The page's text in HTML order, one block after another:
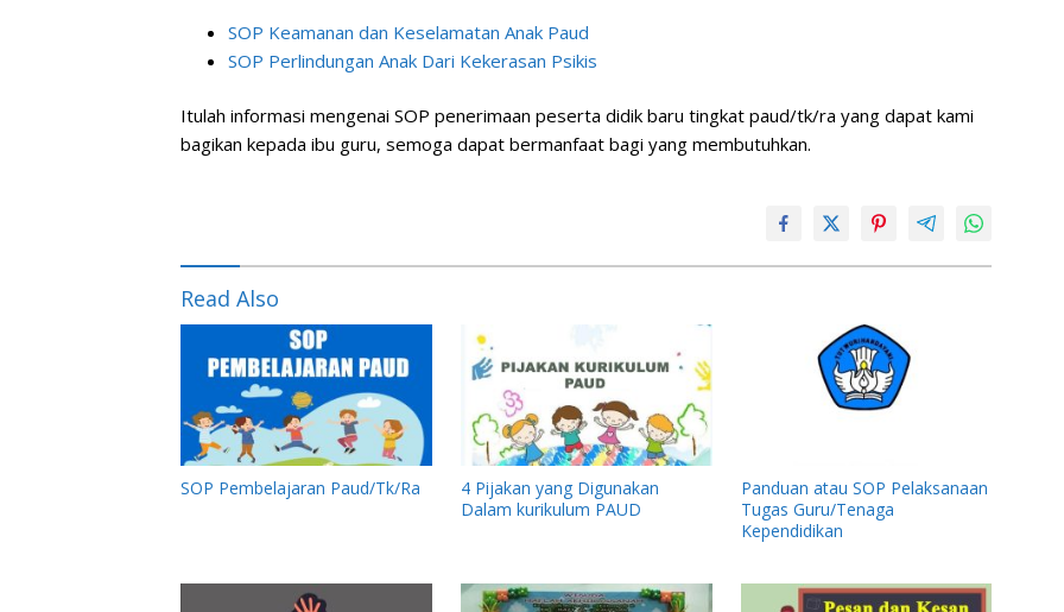
SOP Keamanan dan Keselamatan Anak Paud
SOP Perlindungan Anak Dari Kekerasan Psikis
Itulah informasi mengenai SOP penerimaan peserta didik baru tingkat paud/tk/ra yang dapat kami
bagikan kepada ibu guru, semoga dapat bermanfaat bagi yang membutuhkan.
Read Also
SOP Pembelajaran Paud/Tk/Ra
4 Pijakan yang Digunakan
Dalam kurikulum PAUD
Panduan atau SOP Pelaksanaan
Tugas Guru/Tenaga
Kependidikan